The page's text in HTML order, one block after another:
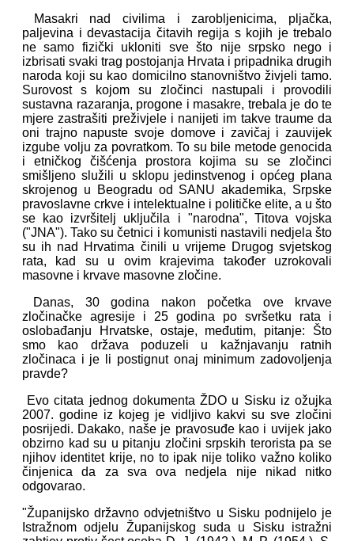
Masakri nad civilima i zarobljenicima, pljačka,
paljevina i devastacija čitavih regija s kojih je trebalo
ne samo fizički ukloniti sve što nije srpsko nego i
izbrisati svaki trag postojanja Hrvata i pripadnika drugih
naroda koji su kao domicilno stanovništvo živjeli tamo.
Surovost s kojom su zločinci nastupali i provodili
sustavna razaranja, progone i masakre, trebala je do te
mjere zastrašiti preživjele i nanijeti im takve traume da
oni trajno napuste svoje domove i zavičaj i zauvijek
izgube volju za povratkom. To su bile metode genocida
i etničkog čišćenja prostora kojima su se zločinci
smišljeno služili u sklopu jedinstvenog i općeg plana
skrojenog u Beogradu od SANU akademika, Srpske
pravoslavne crkve i intelektualne i političke elite, a u što
se kao izvršitelj uključila i "narodna", Titova vojska
("JNA"). Tako su četnici i komunisti nastavili nedjela što
su ih nad Hrvatima činili u vrijeme Drugog svjetskog
rata, kad su u ovim krajevima također uzrokovali
masovne i krvave masovne zločine.
Danas, 30 godina nakon početka ove krvave
zločinačke agresije i 25 godina po svršetku rata i
oslobađanju Hrvatske, ostaje, međutim, pitanje: Što
smo kao država poduzeli u kažnjavanju ratnih
zločinaca i je li postignut onaj minimum zadovoljenja
pravde?
Evo citata jednog dokumenta ŽDO u Sisku iz ožujka
2007. godine iz kojeg je vidljivo kakvi su sve zločini
posrijedi. Dakako, naše je pravosuđe kao i uvijek jako
obzirno kad su u pitanju zločini srpskih terorista pa se
njihov identitet krije, no to ipak nije toliko važno koliko
činjenica da za sva ova nedjela nije nikad nitko
odgovarao.
"Županijsko državno odvjetništvo u Sisku podnijelo je
Istražnom odjelu Županijskog suda u Sisku istražni